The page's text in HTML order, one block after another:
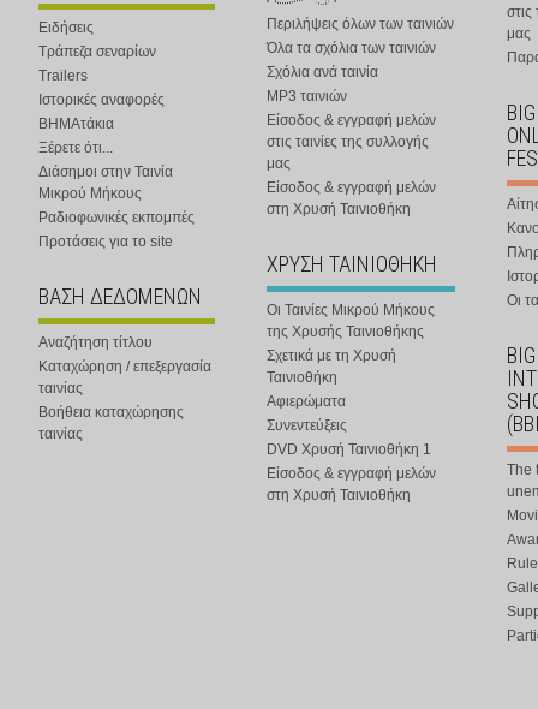
Ειδήσεις
Τράπεζα σεναρίων
Trailers
Ιστορικές αναφορές
ΒΗΜΑτάκια
Ξέρετε ότι...
Διάσημοι στην Ταινία
Μικρού Μήκους
Ραδιοφωνικές εκπομπές
Προτάσεις για το site
ΒΑΣΗ ΔΕΔΟΜΕΝΩΝ
Αναζήτηση τίτλου
Καταχώρηση / επεξεργασία
ταινίας
Βοήθεια καταχώρησης
ταινίας
Περιλήψεις όλων των ταινιών
Όλα τα σχόλια των ταινιών
Σχόλια ανά ταινία
MP3 ταινιών
Είσοδος & εγγραφή μελών
στις ταινίες της συλλογής
μας
Είσοδος & εγγραφή μελών
στη Χρυσή Ταινιοθήκη
ΧΡΥΣΗ ΤΑΙΝΙΟΘΗΚΗ
Οι Ταινίες Μικρού Μήκους
της Χρυσής Ταινιοθήκης
Σχετικά με τη Χρυσή
Ταινιοθήκη
Αφιερώματα
Συνεντεύξεις
DVD Χρυσή Ταινιοθήκη 1
Είσοδος & εγγραφή μελών
στη Χρυσή Ταινιοθήκη
στις
μας
Οι
The